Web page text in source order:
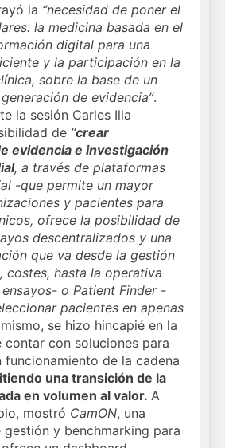
la “necesidad de poner el
la medicina basada en el
digital para una
y la participación en la
sobre la base de un
de evidencia”.
la sesión Carles Illa
de “crear
evidencia e investigación
, a través de plataformas
-que permite un mayor
y pacientes para
ofrece la posibilidad de
descentralizados y una
que va desde la gestión
costes, hasta la operativa
o Patient Finder -
pacientes en apenas
se hizo hincapié en la
con soluciones para
funcionamiento de la cadena
una transición de la
en volumen al valor. A
mostró CamON, una
gestión y benchmarking para